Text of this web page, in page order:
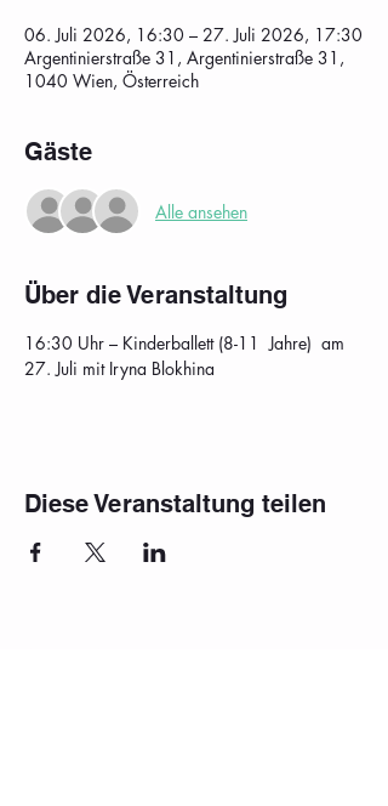
06. Juli 2026, 16:30 – 27. Juli 2026, 17:30
Argentinierstraße 31, Argentinierstraße 31,
1040 Wien, Österreich
Gäste
Alle ansehen
Über die Veranstaltung
16:30 Uhr – Kinderballett (8-11  Jahre)  am
27. Juli mit Iryna Blokhina
Diese Veranstaltung teilen